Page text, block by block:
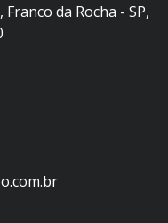
da Rocha - SP,